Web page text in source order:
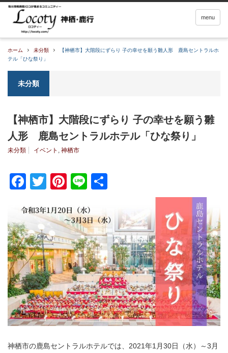
menu
ホーム 未分類
【神栖市】大階段にずらり 子の幸せを願う雛人形 鹿島セントラルホ
テル「ひな祭り」
未分類
【神栖市】大階段にずらり 子の幸せを願う雛
人形 鹿島セントラルホテル「ひな祭り」
未分類 イベント , 神栖市
Facebook
TwitterPinterest
Line
神栖市の鹿島セントラルホテルでは、2021年1月30日（水）～3月